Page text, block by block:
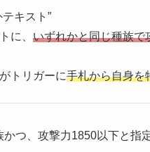
キスト”
に、 いずれかと同じ種族で
トリガーに手札から自身を
つ、攻撃力1850以下と指